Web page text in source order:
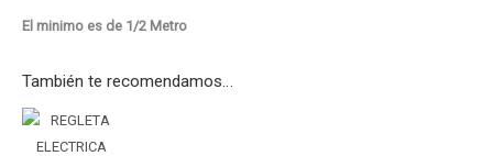
El minimo es de 1/2 Metro
También te recomendamos…
REGLETA
ELECTRICA